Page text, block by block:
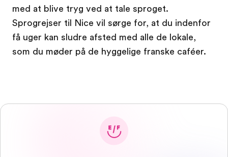
med at blive tryg ved at tale sproget.
Sprogrejser til Nice vil sørge for, at du indenfor
få uger kan sludre afsted med alle de lokale,
som du møder på de hyggelige franske caféer.